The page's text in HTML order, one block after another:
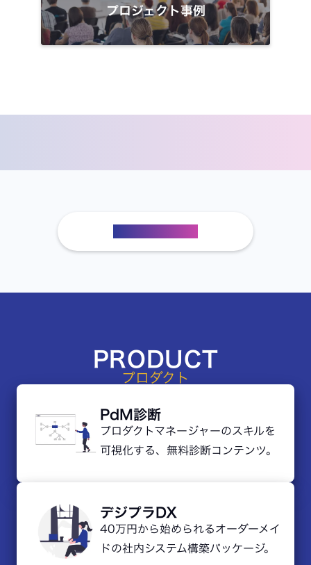
プロジェクト事例
＋SPOTトップ
PRODUCT
プロダクト
PdM診断
プロダクトマネージャーのスキルを
可視化する、無料診断コンテンツ。
デジプラDX
40万円から始められるオーダーメイ
ドの社内システム構築パッケージ。